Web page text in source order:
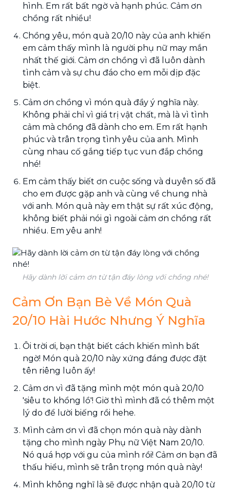
hình. Em rất bất ngờ và hạnh phúc. Cảm ơn
chồng rất nhiều!
Chồng yêu, món quà 20/10 này của anh khiến
em cảm thấy mình là người phụ nữ may mắn
nhất thế giới. Cảm ơn chồng vì đã luôn dành
tình cảm và sự chu đáo cho em mỗi dịp đặc
biệt.
Cảm ơn chồng vì món quà đầy ý nghĩa này.
Không phải chỉ vì giá trị vật chất, mà là vì tình
cảm mà chồng đã dành cho em. Em rất hạnh
phúc và trân trọng tình yêu của anh. Mình
cùng nhau cố gắng tiếp tục vun đắp chồng
nhé!
Em cảm thấy biết ơn cuộc sống và duyên số đã
cho em được gặp anh và cùng về chung nhà
với anh. Món quà này em thật sự rất xúc động,
không biết phải nói gì ngoài cảm ơn chồng rất
nhiều. Em yêu anh!
Hãy dành lời cảm ơn từ tận đáy lòng với chồng nhé!
Cảm Ơn Bạn Bè Về Món Quà
20/10 Hài Hước Nhưng Ý Nghĩa
Ôi trời ơi, bạn thật biết cách khiến mình bất
ngờ! Món quà 20/10 này xứng đáng được đặt
tên riêng luôn ấy!
Cảm ơn vì đã tặng mình một món quà 20/10
'siêu to khổng lồ'! Giờ thì mình đã có thêm một
lý do để lười biếng rồi hehe.
Mình cảm ơn vì đã chọn món quà này dành
tặng cho mình ngày Phụ nữ Việt Nam 20/10.
Nó quá hợp với gu của mình rồi! Cảm ơn bạn đã
thấu hiểu, mình sẽ trân trọng món quà này!
Mình không nghĩ là sẽ được nhận quà 20/10 từ